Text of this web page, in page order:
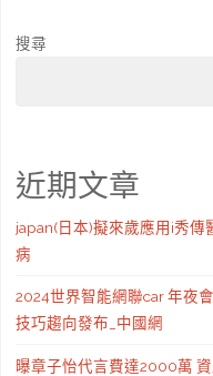
搜尋
近期文章
japan(日本)擬來歲應用i秀傳
病
2024世界智能網聯car 年夜
技巧趨向發布_中國網
曝章子怡代言費達2000萬